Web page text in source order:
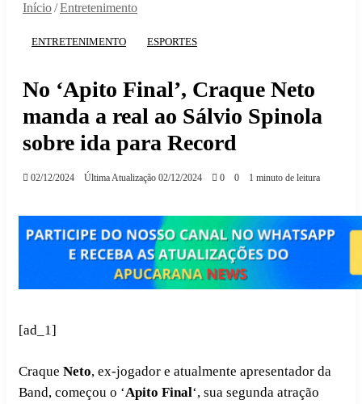
Início/Entretenimento
ENTRETENIMENTO ESPORTES
No ‘Apito Final’, Craque Neto
manda a real ao Sálvio Spinola
sobre ida para Record
02/12/2024 Última Atualização 02/12/2024 0 0 1 minuto de leitura
[ad_1]
Craque Neto, ex-jogador e atualmente apresentador da
Band, começou o ‘Apito Final‘, sua segunda atração